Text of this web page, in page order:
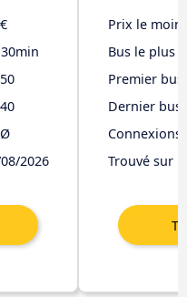
2026
Prix le
Bus le plus
Premier bus
Dernier bus
Trouvé sur